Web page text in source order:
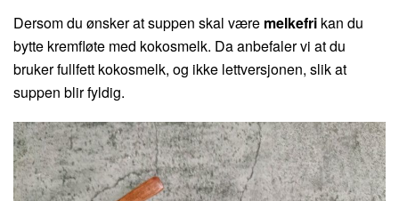
Dersom du ønsker at suppen skal være melkefri kan du
bytte kremfløte med kokosmelk. Da anbefaler vi at du
bruker fullfett kokosmelk, og ikke lettversjonen, slik at
suppen blir fyldig.